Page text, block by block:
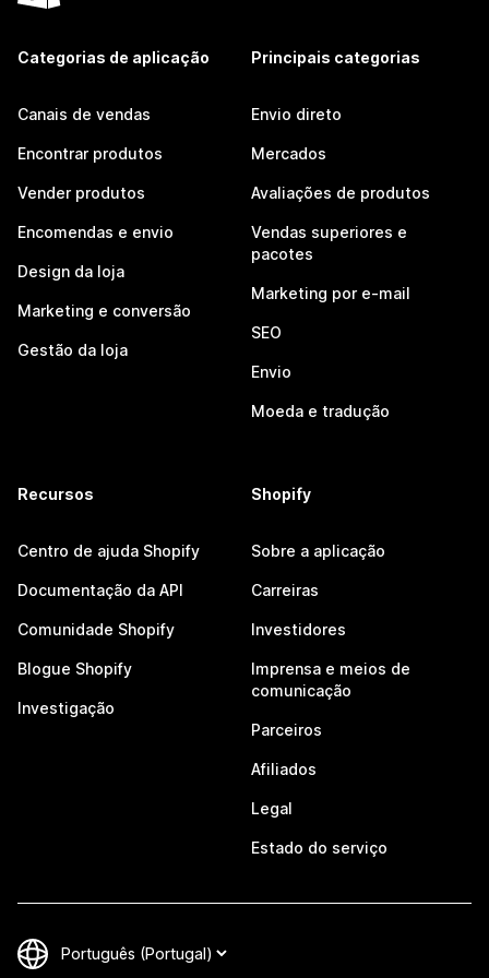
Categorias de aplicação
Canais de vendas
Encontrar produtos
Vender produtos
Encomendas e envio
Design da loja
Marketing e conversão
Gestão da loja
Principais categorias
Envio direto
Mercados
Avaliações de produtos
Vendas superiores e
pacotes
Marketing por e-mail
SEO
Envio
Moeda e tradução
Recursos
Centro de ajuda Shopify
Documentação da API
Comunidade Shopify
Blogue Shopify
Investigação
Shopify
Sobre a aplicação
Carreiras
Investidores
Imprensa e meios de
comunicação
Parceiros
Afiliados
Legal
Estado do serviço